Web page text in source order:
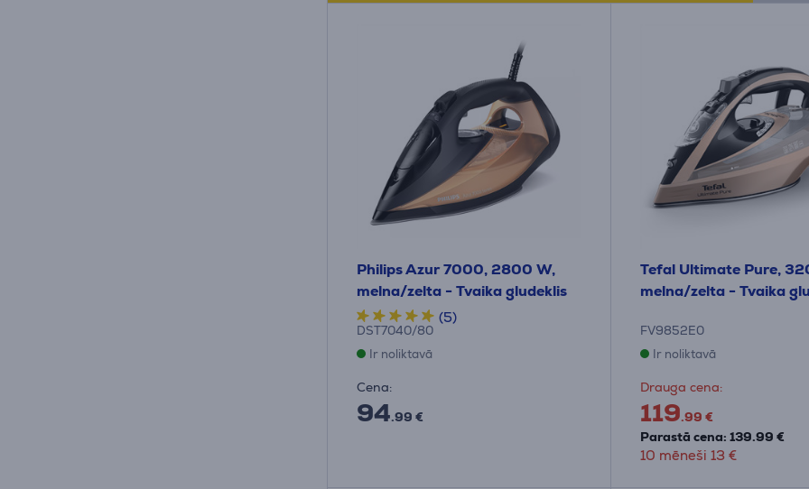
Philips Azur 7000, 2800 W,
melna/zelta - Tvaika gludeklis
(5)
DST7040/80
Ir noliktavā
Cena:
94.99 €
Tefal Ultimate Pure,
melna/zelta - Tvaika
FV9852E0
Ir noliktavā
Drauga cena:
119.99 €
Parastā cena: 139.99 €
10 mēneši 13 €